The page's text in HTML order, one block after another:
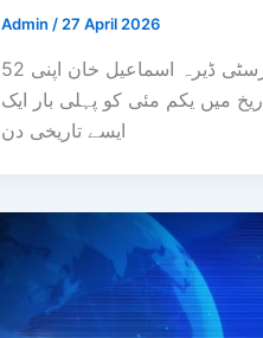
Admin / 27 April 2026
گومل یونیورسٹی ڈیرہ اسماعیل خان اپنی 52
میں یکم مئی کو پہلی بار ایک
ایسے تاریخی دن